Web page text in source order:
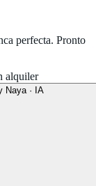
perfecta. Pronto
alquiler
Naya · IA